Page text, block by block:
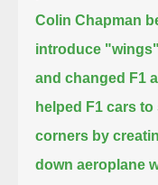
Colin Chapman
introduce
and changed F1
helped F1 cars
corners by
down aeroplane